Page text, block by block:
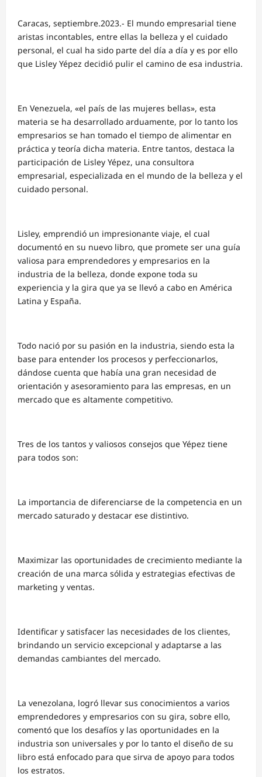
Caracas, septiembre.2023.- El mundo empresarial tiene
aristas incontables, entre ellas la belleza y el cuidado
personal, el cual ha sido parte del día a día y es por ello
que Lisley Yépez decidió pulir el camino de esa industria.
En Venezuela, «el país de las mujeres bellas», esta
materia se ha desarrollado arduamente, por lo tanto los
empresarios se han tomado el tiempo de alimentar en
práctica y teoría dicha materia. Entre tantos, destaca la
participación de Lisley Yépez, una consultora
empresarial, especializada en el mundo de la belleza y el
cuidado personal.
Lisley, emprendió un impresionante viaje, el cual
documentó en su nuevo libro, que promete ser una guía
valiosa para emprendedores y empresarios en la
industria de la belleza, donde expone toda su
experiencia y la gira que ya se llevó a cabo en América
Latina y España.
Todo nació por su pasión en la industria, siendo esta la
base para entender los procesos y perfeccionarlos,
dándose cuenta que había una gran necesidad de
orientación y asesoramiento para las empresas, en un
mercado que es altamente competitivo.
Tres de los tantos y valiosos consejos que Yépez tiene
para todos son:
La importancia de diferenciarse de la competencia en un
mercado saturado y destacar ese distintivo.
Maximizar las oportunidades de crecimiento mediante la
creación de una marca sólida y estrategias efectivas de
marketing y ventas.
Identificar y satisfacer las necesidades de los clientes,
brindando un servicio excepcional y adaptarse a las
demandas cambiantes del mercado.
La venezolana, logró llevar sus conocimientos a varios
emprendedores y empresarios con su gira, sobre ello,
comentó que los desafíos y las oportunidades en la
industria son universales y por lo tanto el diseño de su
libro está enfocado para que sirva de apoyo para todos
los estratos.